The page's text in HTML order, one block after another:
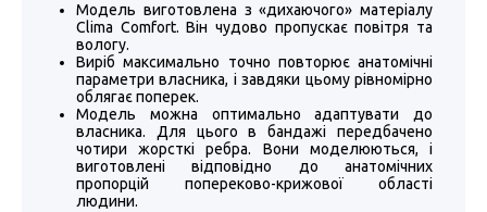
Модель виготовлена з «дихаючого» матеріалу
Clima Comfort. Він чудово пропускає повітря та
вологу.
Виріб максимально точно повторює анатомічні
параметри власника, і завдяки цьому рівномірно
облягає поперек.
Модель можна оптимально адаптувати до
власника. Для цього в бандажі передбачено
чотири жорсткі ребра. Вони моделюються, і
виготовлені відповідно до анатомічних
пропорцій попереково-крижової області
людини.